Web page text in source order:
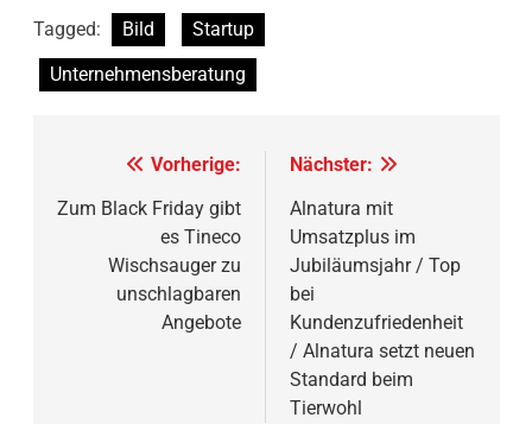
Tagged: Bild
Startup
Unternehmensberatung
Beitragsnavigation
Vorherige:
Zum Black Friday gibt
es Tineco
Wischsauger zu
unschlagbaren
Angebote
Nächster:
Alnatura mit
Umsatzplus im
Jubiläumsjahr / Top
bei
Kundenzufriedenheit
/ Alnatura setzt neuen
Standard beim
Tierwohl